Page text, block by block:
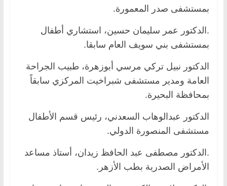
بمستشفى صدر المعمورة.
.الدكتور عمر سليمان حسين، استشاري أطفال
بمستشفى بني سويف العام سابقا.
الدكتور نبيل تركي مرسي أبوزهرة، طبيب الجراحة
العامة ومدير مستشفى شبراخيت المركزي سابقاً
بمحافظة البحيرة.
الدكتور عبدالوهاب السعدني، رئيس قسم الأطفال
مستشفى المنصورة الدولي.
.الدكتور مصطفى عبد الحافظ زيدان، أستاذ مساعد
الأمراض الصدرية بطب الأزهر.